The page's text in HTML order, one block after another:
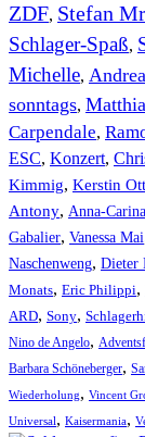
ZDF, Stefan
Schlager-Spaß,
Michelle,
sonntags,
Carpendale,
ESC, Konzert,
Kimmig, Kerstin Ott
Antony, Anna-
Gabalier, Vanessa Mai
Naschenweng, Dieter
Monats, Eric Philippi,
ARD, Sony,
Nino de Angelo,
Barbara Schöneberger,
Wiederholung, Vincent
Universal, Kaisermania,